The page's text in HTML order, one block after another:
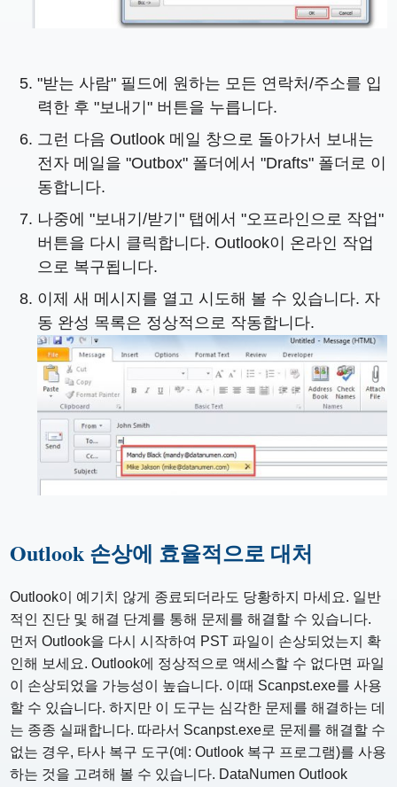
"받는 사람" 필드에 원하는 모든 연락처/주소를 입
력한 후 "보내기" 버튼을 누릅니다.
그런 다음 Outlook 메일 창으로 돌아가서 보내는
전자 메일을 "Outbox" 폴더에서 "Drafts" 폴더로 이
동합니다.
나중에 "보내기/받기" 탭에서 "오프라인으로 작업"
버튼을 다시 클릭합니다. Outlook이 온라인 작업
으로 복구됩니다.
이제 새 메시지를 열고 시도해 볼 수 있습니다. 자
동 완성 목록은 정상적으로 작동합니다.
Outlook 손상에 효율적으로 대처
Outlook이 예기치 않게 종료되더라도 당황하지 마세요. 일반
적인 진단 및 해결 단계를 통해 문제를 해결할 수 있습니다.
먼저 Outlook을 다시 시작하여 PST 파일이 손상되었는지 확
인해 보세요. Outlook에 정상적으로 액세스할 수 없다면 파일
이 손상되었을 가능성이 높습니다. 이때 Scanpst.exe를 사용
할 수 있습니다. 하지만 이 도구는 심각한 문제를 해결하는 데
는 종종 실패합니다. 따라서 Scanpst.exe로 문제를 해결할 수
없는 경우, 타사 복구 도구(예: Outlook 복구 프로그램)를 사용
하는 것을 고려해 볼 수 있습니다. DataNumen Outlook